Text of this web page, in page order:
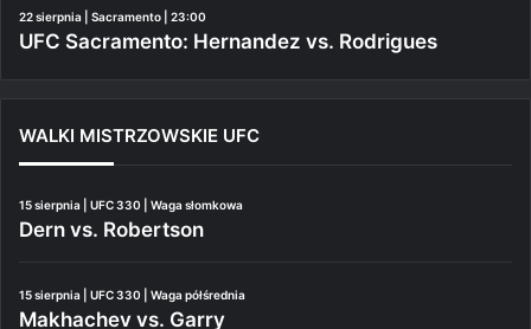
22 sierpnia | Sacramento | 23:00
UFC Sacramento: Hernandez vs. Rodrigues
WALKI MISTRZOWSKIE UFC
15 sierpnia | UFC 330 | Waga słomkowa
Dern vs. Robertson
15 sierpnia | UFC 330 | Waga półśrednia
Makhachev vs. Garry